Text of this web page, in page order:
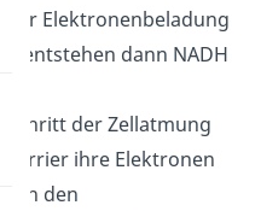
Elektronenbeladung
entstehen dann NADH
Schritt der Zellatmung
ihre Elektronen
an den